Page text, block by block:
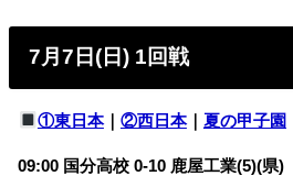
7月7日(日) 1回戦
①東日本｜ ②西日本｜ 夏の甲子園
09:00 国分高校 0-10 鹿屋工業(5)(県)